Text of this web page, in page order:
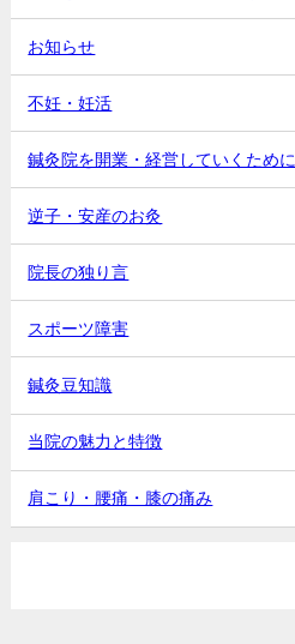
お知らせ
不妊・妊活
鍼灸院を開業・経営していくために
逆子・安産のお灸
院長の独り言
スポーツ障害
鍼灸豆知識
当院の魅力と特徴
肩こり・腰痛・膝の痛み